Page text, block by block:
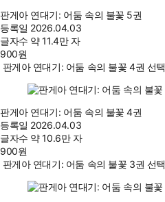
판게아 연대기: 어둠 속의 불꽃 5권
등록일 2026.04.03
글자수 약 11.4만 자
900원
판게아 연대기: 어둠 속의 불꽃 4권 선택
판게아 연대기: 어둠 속의 불꽃 4권
등록일 2026.04.03
글자수 약 10.6만 자
900원
판게아 연대기: 어둠 속의 불꽃 3권 선택